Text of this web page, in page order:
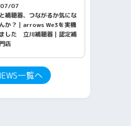
07
補聴器、つながるか気にな
か？｜arrows We3を実機
した 立川補聴器｜認定補
店
一覧へ